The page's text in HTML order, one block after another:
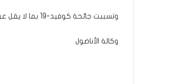
وتسببت جائحة كوفيد-19 بما لا يقل عن مليون و316 ألفا و579 وفاة في العالم منذ ديسمبر/ كانون أول الماضي.
وكالة الأناضول